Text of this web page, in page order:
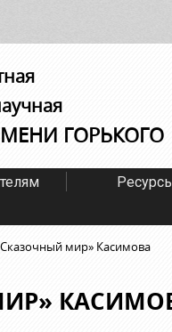
ГОРЬКОГО
мир» Касимова